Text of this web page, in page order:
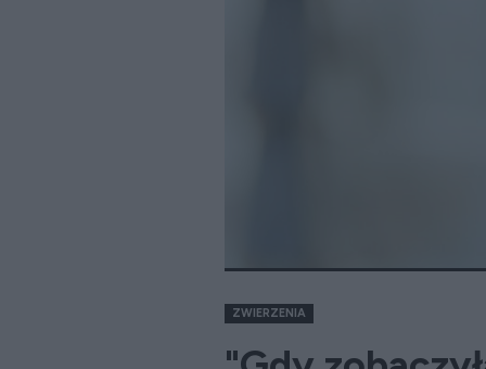
ZWIERZENIA